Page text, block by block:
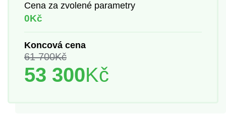
Cena za zvolené parametry
0Kč
Koncová cena
61 700Kč
53 300Kč